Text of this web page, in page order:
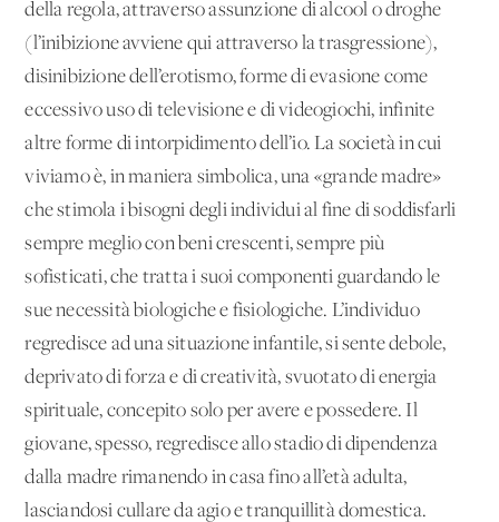
della regola, attraverso assunzione di alcool o droghe
(l’inibizione avviene qui attraverso la trasgressione),
disinibizione dell’erotismo, forme di evasione come
eccessivo uso di televisione e di videogiochi, infinite
altre forme di intorpidimento dell’io. La società in cui
viviamo è, in maniera simbolica, una «grande madre»
che stimola i bisogni degli individui al fine di soddisfarli
sempre meglio con beni crescenti, sempre più
sofisticati, che tratta i suoi componenti guardando le
sue necessità biologiche e fisiologiche. L’individuo
regredisce ad una situazione infantile, si sente debole,
deprivato di forza e di creatività, svuotato di energia
spirituale, concepito solo per avere e possedere. Il
giovane, spesso, regredisce allo stadio di dipendenza
dalla madre rimanendo in casa fino all’età adulta,
lasciandosi cullare da agio e tranquillità domestica.